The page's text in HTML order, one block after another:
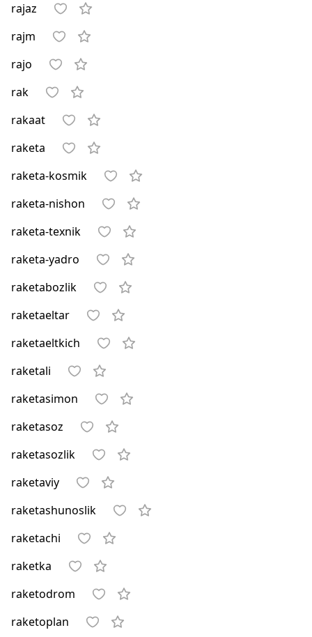
rajaz
rajm
rajo
rak
rakaat
raketa
raketa-kosmik
raketa-nishon
raketa-texnik
raketa-yadro
raketabozlik
raketaeltar
raketaeltkich
raketali
raketasimon
raketasoz
raketasozlik
raketaviy
raketashunoslik
raketachi
raketka
raketodrom
raketoplan